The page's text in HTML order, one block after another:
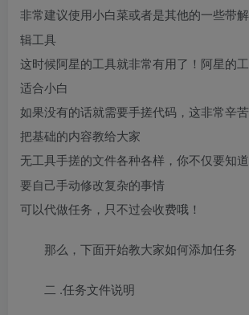
非常建议使用小白菜或者是其他的一些带
辑工具
这时候阿星的工具就非常有用了！阿星的
适合小白
如果没有的话就需要手搓代码，这非常辛
把基础的内容教给大家
无工具手搓的文件各种各样，你不仅要知道
要自己手动修改复杂的事情
可以代做任务，只不过会收费哦！
那么，下面开始教大家如何添加任务
二 .任务文件说明